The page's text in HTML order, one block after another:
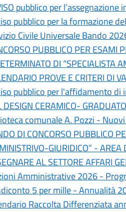
pubblico per
pubblico per la formazione
Civile Universale Bando
PUBBLICO PER ESAMI
DI “SPECIALISTA
PROVE E CRITERI DI
pubblico per l'affidamento di
DESIGN CERAMICO-
comunale A. Pozzi -
DI CONCORSO PUBBLICO
GIURIDICO” - AREA
AL SETTORE AFFARI
Amministrative 2026 -
5 per mille - Annualità
Raccolta Differenziata